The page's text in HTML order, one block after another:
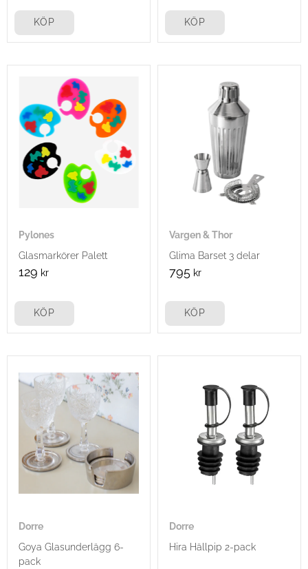
KÖP KÖP
Pylones
Glasmarkörer Palett
129 kr
KÖP
Vargen & Thor
Glima Barset 3 delar
795 kr
KÖP
Dorre
Goya Glasunderlägg 6-
pack
Dorre
Hira Hällpip 2-pack